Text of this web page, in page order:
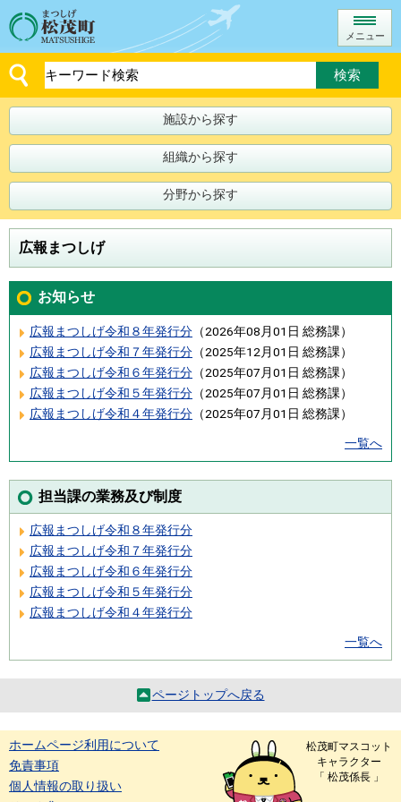
メニュー
施設から探す
組織から探す
分野から探す
広報まつしげ
お知らせ
広報まつしげ令和８年発行分 （2026年08月01日 総務課）
広報まつしげ令和７年発行分 （2025年12月01日 総務課）
広報まつしげ令和６年発行分 （2025年07月01日 総務課）
広報まつしげ令和５年発行分 （2025年07月01日 総務課）
広報まつしげ令和４年発行分 （2025年07月01日 総務課）
一覧へ
担当課の業務及び制度
広報まつしげ令和８年発行分
広報まつしげ令和７年発行分
広報まつしげ令和６年発行分
広報まつしげ令和５年発行分
広報まつしげ令和４年発行分
一覧へ
ページトップへ戻る
ホームページ利用について
免責事項
個人情報の取り扱い
松茂町マスコット
キャラクター
「 松茂係長 」